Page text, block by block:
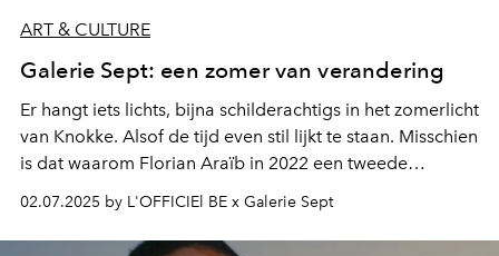
ART & CULTURE
Galerie Sept: een zomer van verandering
Er hangt iets lichts, bijna schilderachtigs in het zomerlicht
van Knokke. Alsof de tijd even stil lijkt te staan. Misschien
is dat waarom Florian Araïb in 2022 een tweede
vestiging van Galerie Sept opende in deze badplaats die
hij goed kent en hem nauw aan het hart draagt.
02.07.2025 by L'OFFICIEl BE x Galerie Sept